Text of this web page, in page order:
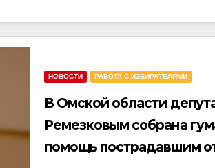
НОВОСТИ РАБОТА С ИЗБИРАТЕЛЯМИ
В Омской области
Ремезковым собрана
помощь пострадавшим